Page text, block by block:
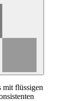
mit flüssigen